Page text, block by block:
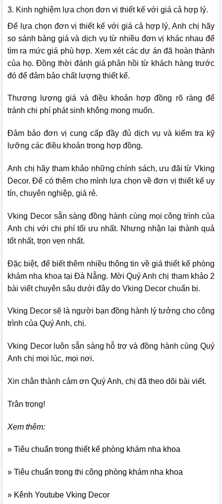
3. Kinh nghiệm lựa chọn đơn vị thiết kế với giá cả hợp lý.
Để lựa chọn đơn vị thiết kế với giá cả hợp lý, Anh chị hãy
so sánh bảng giá và dịch vụ từ nhiều đơn vị khác nhau để
tìm ra mức giá phù hợp. Xem xét các dự án đã hoàn thành
của họ. Đồng thời đánh giá phản hồi từ khách hàng trước
đó để đảm bảo chất lượng thiết kế.
Thương lượng giá và điều khoản hợp đồng rõ ràng để
tránh chi phí phát sinh không mong muốn.
Đảm bảo đơn vị cung cấp đầy đủ dịch vụ và kiểm tra kỹ
lưỡng các điều khoản trong hợp đồng.
Anh chị hãy tham khảo những chính sách, ưu đãi từ Vking
Decor. Để có thêm cho mình lựa chọn về đơn vị thiết kế uy
tín, chuyên nghiệp, giá rẻ.
Vking Decor sẵn sàng đồng hành cùng mọi công trình của
Anh chị với chi phí tối ưu nhất. Nhưng nhận lại thành quả
tốt nhất, trọn vẹn nhất.
Đặc biệt, để biết thêm nhiều thông tin về giá thiết kế phòng
khám nha khoa tại Đà Nẵng. Mời Quý Anh chị tham khảo 2
bài viết chuyên sâu dưới đây do Vking Decor chuẩn bị.
Vking Decor sẽ là người bạn đồng hành lý tưởng cho công
trình của Quý Anh, chị.
Vking Decor luôn sẵn sàng hỗ trợ và đồng hành cùng Quý
Anh chị mọi lúc, mọi nơi.
Xin chân thành cảm ơn Quý Anh, chị đã theo dõi bài viết.
Trân trọng!
Xem thêm:
» Tiêu chuẩn trong thiết kế phòng khám nha khoa
» Tiêu chuẩn trong thi công phòng khám nha khoa
» Kênh Youtube Vking Decor